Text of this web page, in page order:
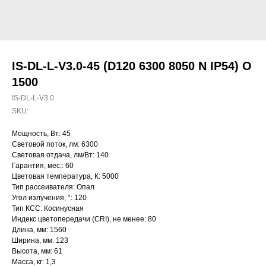
IS-DL-L-V3.0-45 (D120 6300 8050 N IP54) O
1500
IS-DL-L-V3.0
SKU:
Мощность, Вт: 45
Световой поток, лм: 6300
Световая отдача, лм/Вт: 140
Гарантия, мес.: 60
Цветовая температура, К: 5000
Тип рассеивателя: Опал
Угол излучения, °: 120
Тип КСС: Косинусная
Индекс цветопередачи (CRI), не менее: 80
Длина, мм: 1560
Ширина, мм: 123
Высота, мм: 61
Масса, кг: 1,3